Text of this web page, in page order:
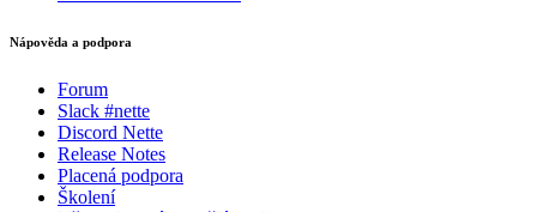
Nápověda a podpora
Forum
Slack #nette
Discord Nette
Release Notes
Placená podpora
Školení